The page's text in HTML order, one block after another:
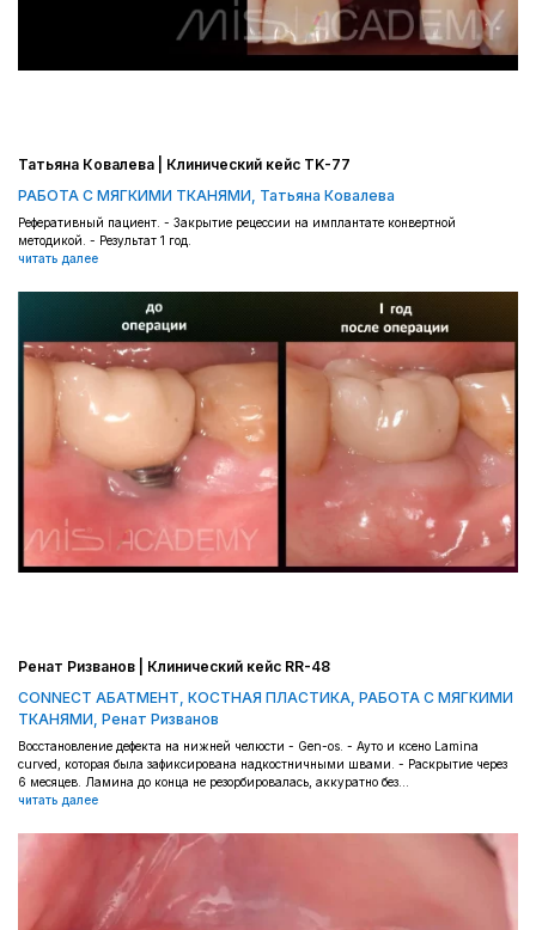
Татьяна Ковалева | Клинический кейс TK-77
РАБОТА С МЯГКИМИ ТКАНЯМИ, Татьяна Ковалева
Реферативный пациент. - Закрытие рецессии на имплантате конвертной
методикой. - Результат 1 год.
читать далее
Ренат Ризванов | Клинический кейс RR-48
CONNECT АБАТМЕНТ, КОСТНАЯ ПЛАСТИКА, РАБОТА С МЯГКИМИ
ТКАНЯМИ, Ренат Ризванов
Восстановление дефекта на нижней челюсти - Gen-os. - Ауто и ксено Lamina
curved, которая была зафиксирована надкостничными швами. - Раскрытие через
6 месяцев. Ламина до конца не резорбировалась, аккуратно без...
читать далее